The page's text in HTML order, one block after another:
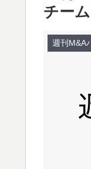
チー
週刊M&A